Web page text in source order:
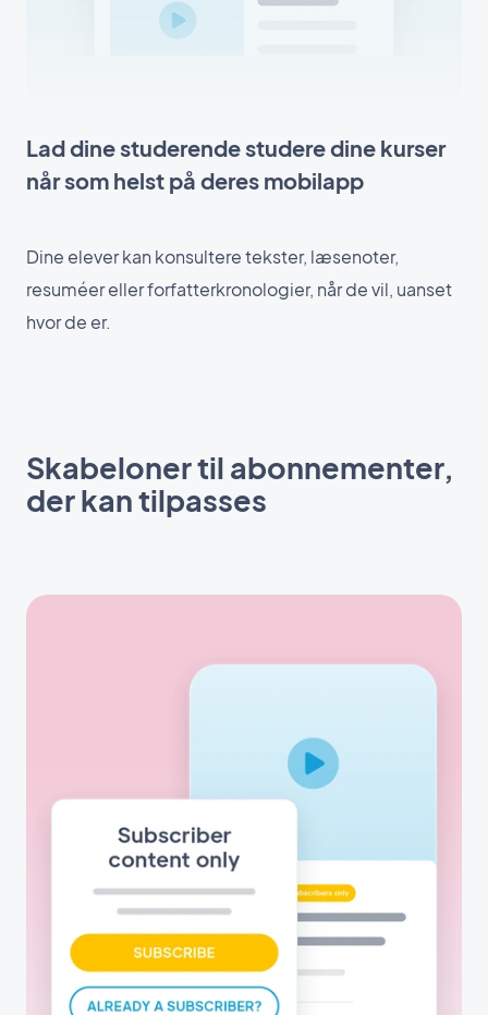
Lad dine studerende studere dine kurser
når som helst på deres mobilapp
Dine elever kan konsultere tekster, læsenoter,
resuméer eller forfatterkronologier, når de vil, uanset
hvor de er.
Skabeloner til abonnementer,
der kan tilpasses